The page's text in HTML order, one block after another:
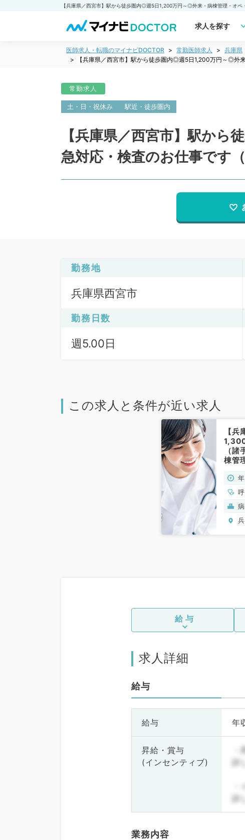
求人を探す
医師求人・転職のマイナビDOCTOR 常勤医師求人 兵庫県
【兵庫県／西宮市】駅から徒歩圏内◎週5日1,200万円～◎外
常勤求人
土・日・祝休み 駅近・徒歩圏内
【兵庫県／西宮市】駅か
急対応・検査のお仕事です
勤務地
兵庫県西宮市
勤務日数
週5.00日
この求人と条件が近い求人
【
（
棟管
科／
円
給与
求人詳細
給与
給与 年
昇給・賞与
(インセンティブ)
業務内容